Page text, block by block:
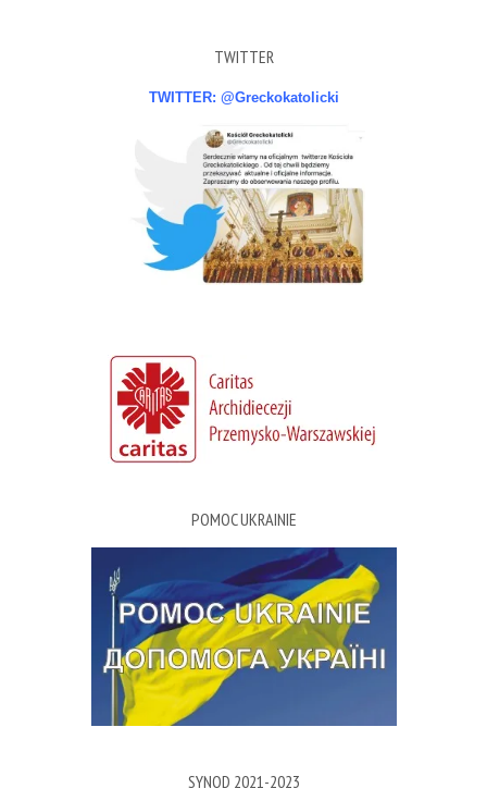
TWITTER
TWITTER: @Greckokatolicki
POMOC UKRAINIE
SYNOD 2021-2023